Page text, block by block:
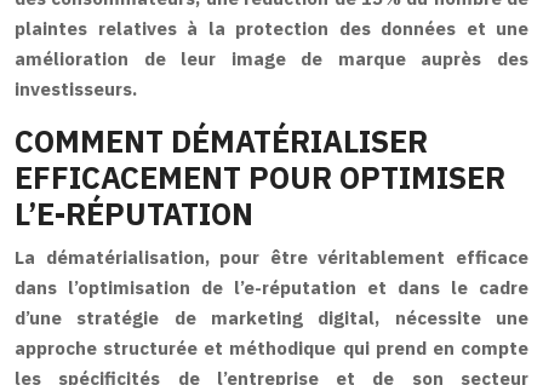
plaintes relatives à la protection des données et une
amélioration de leur image de marque auprès des
investisseurs.
COMMENT DÉMATÉRIALISER
EFFICACEMENT POUR OPTIMISER
L’E-RÉPUTATION
La dématérialisation, pour être véritablement efficace
dans l’optimisation de l’e-réputation et dans le cadre
d’une stratégie de marketing digital, nécessite une
approche structurée et méthodique qui prend en compte
les spécificités de l’entreprise et de son secteur